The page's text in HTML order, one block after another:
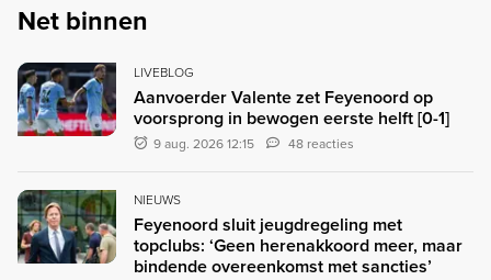
Net binnen
LIVEBLOG
Aanvoerder Valente zet Feyenoord op
voorsprong in bewogen eerste helft [0-1]
9 aug. 2026 12:15 48 reacties
NIEUWS
Feyenoord sluit jeugdregeling met
topclubs: ‘Geen herenakkoord meer, maar
bindende overeenkomst met sancties’